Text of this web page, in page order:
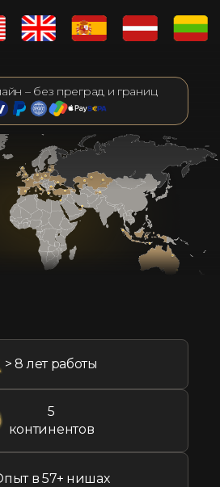
– без преград и границ
> 8 лет работы
5
континентов
в 57+ нишах